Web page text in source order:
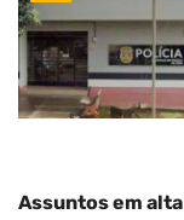
Assuntos em alta